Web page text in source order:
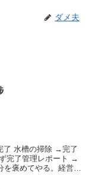
ダメ夫
了 水槽の掃除 →完了
完了管理レポート →
を褒めてやる。経営レ